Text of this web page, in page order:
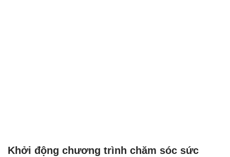
Khởi động chương trình chăm sóc sức